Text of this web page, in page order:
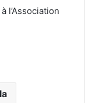
l’Association